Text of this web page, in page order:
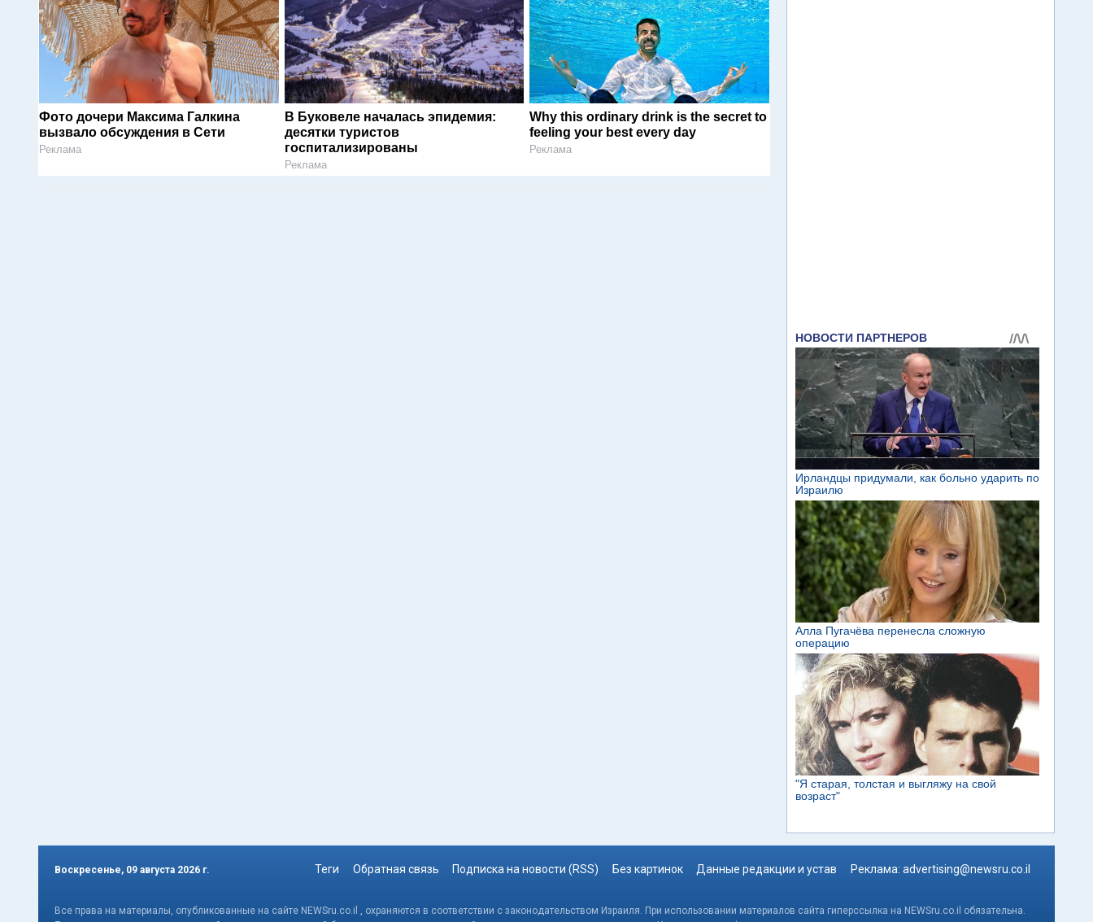
Фото дочери Максима Галкина
вызвало обсуждения в Сети
Реклама
В Буковеле началась эпидемия:
десятки туристов
госпитализированы
Реклама
Why this ordinary drink is the secret to
feeling your best every day
Реклама
Воскресенье, 09 августа 2026 г. Теги Обратная связь Подписка на новости (RSS) Без картинок Данные редакции и устав Реклама: advertising@newsru.co.il
Все права на материалы, опубликованные на сайте NEWSru.co.il , охраняются в соответствии с законодательством Израиля. При использовании материалов сайта гиперссылка на NEWSru.co.il обязательна.